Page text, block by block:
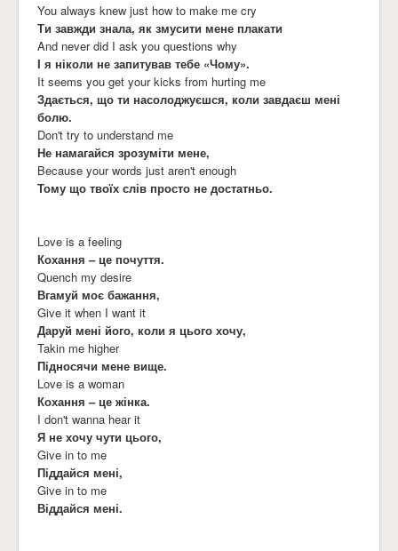
You always knew just how to make me cry
Ти завжди знала, як змусити мене плакати
And never did I ask you questions why
І я ніколи не запитував тебе «Чому».
It seems you get your kicks from hurting me
Здається, що ти насолоджуєшся, коли завдаєш мені
болю.
Don't try to understand me
Не намагайся зрозуміти мене,
Because your words just aren't enough
Тому що твоїх слів просто не достатньо.
Love is a feeling
Кохання – це почуття.
Quench my desire
Вгамуй моє бажання,
Give it when I want it
Даруй мені його, коли я цього хочу,
Takin me higher
Підносячи мене вище.
Love is a woman
Кохання – це жінка.
I don't wanna hear it
Я не хочу чути цього,
Give in to me
Піддайся мені,
Give in to me
Віддайся мені.